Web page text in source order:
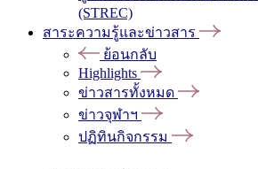
(STREC)
สาระความรู้และข่าวสาร
ย้อนกลับ
Highlights
ข่าวสารทั้งหมด
ข่าวจุฬาฯ
ปฏิทินกิจกรรม